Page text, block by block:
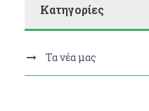
Kατηγορίες
Τα νέα μας